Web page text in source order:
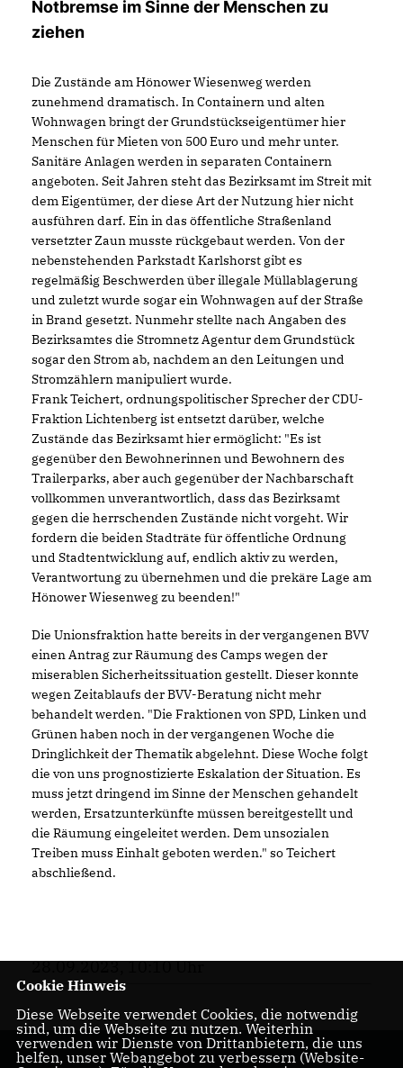
Notbremse im Sinne der Menschen zu
ziehen
Die Zustände am Hönower Wiesenweg werden
zunehmend dramatisch. In Containern und alten
Wohnwagen bringt der Grundstückseigentümer hier
Menschen für Mieten von 500 Euro und mehr unter.
Sanitäre Anlagen werden in separaten Containern
angeboten. Seit Jahren steht das Bezirksamt im Streit mit
dem Eigentümer, der diese Art der Nutzung hier nicht
ausführen darf. Ein in das öffentliche Straßenland
versetzter Zaun musste rückgebaut werden. Von der
nebenstehenden Parkstadt Karlshorst gibt es
regelmäßig Beschwerden über illegale Müllablagerung
und zuletzt wurde sogar ein Wohnwagen auf der Straße
in Brand gesetzt. Nunmehr stellte nach Angaben des
Bezirksamtes die Stromnetz Agentur dem Grundstück
sogar den Strom ab, nachdem an den Leitungen und
Stromzählern manipuliert wurde.
Frank Teichert, ordnungspolitischer Sprecher der CDU-
Fraktion Lichtenberg ist entsetzt darüber, welche
Zustände das Bezirksamt hier ermöglicht: "Es ist
gegenüber den Bewohnerinnen und Bewohnern des
Trailerparks, aber auch gegenüber der Nachbarschaft
vollkommen unverantwortlich, dass das Bezirksamt
gegen die herrschenden Zustände nicht vorgeht. Wir
fordern die beiden Stadträte für öffentliche Ordnung
und Stadtentwicklung auf, endlich aktiv zu werden,
Verantwortung zu übernehmen und die prekäre Lage am
Hönower Wiesenweg zu beenden!"
Die Unionsfraktion hatte bereits in der vergangenen BVV
einen Antrag zur Räumung des Camps wegen der
miserablen Sicherheitssituation gestellt. Dieser konnte
wegen Zeitablaufs der BVV-Beratung nicht mehr
behandelt werden. "Die Fraktionen von SPD, Linken und
Grünen haben noch in der vergangenen Woche die
Dringlichkeit der Thematik abgelehnt. Diese Woche folgt
die von uns prognostizierte Eskalation der Situation. Es
muss jetzt dringend im Sinne der Menschen gehandelt
werden, Ersatzunterkünfte müssen bereitgestellt und
die Räumung eingeleitet werden. Dem unsozialen
Treiben muss Einhalt geboten werden." so Teichert
abschließend.
28.09.2023, 10:10 Uhr
Cookie Hinweis
Diese Webseite verwendet Cookies, die notwendig
sind, um die Webseite zu nutzen. Weiterhin
verwenden wir Dienste von Drittanbietern, die uns
helfen, unser Webangebot zu verbessern (Website-